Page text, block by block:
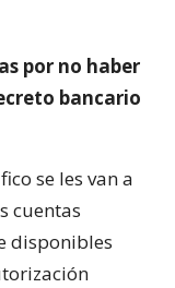
por no haber
bancario
se les van a
cuentas
disponibles